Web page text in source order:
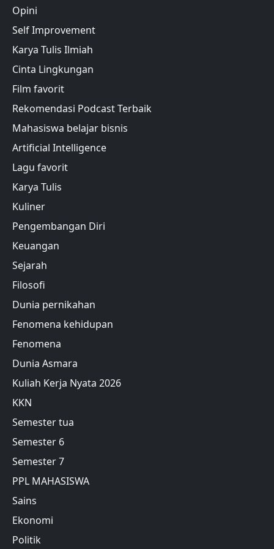
Opini
Self Improvement
Karya Tulis Ilmiah
Cinta Lingkungan
Film favorit
Rekomendasi Podcast Terbaik
Mahasiswa belajar bisnis
Artificial Intelligence
Lagu favorit
Karya Tulis
Kuliner
Pengembangan Diri
Keuangan
Sejarah
Filosofi
Dunia pernikahan
Fenomena kehidupan
Fenomena
Dunia Asmara
Kuliah Kerja Nyata 2026
KKN
Semester tua
Semester 6
Semester 7
PPL MAHASISWA
Sains
Ekonomi
Politik